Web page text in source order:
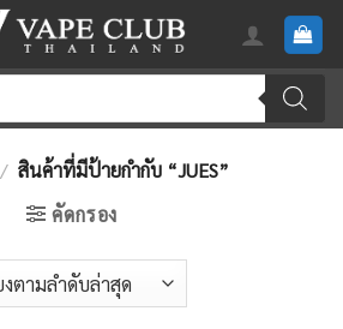
/ สินค้าที่มีป้ายกำกับ “JUES”
คัดกรอง